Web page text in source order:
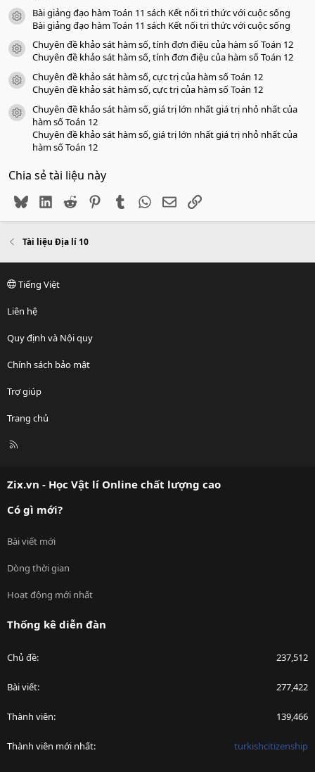
icon tài liệu
Bài giảng đạo hàm Toán 11 sách Kết nối tri thức với cuộc sống
Bài giảng đạo hàm Toán 11 sách Kết nối tri thức với cuộc sống
icon tài liệu
Chuyên đề khảo sát hàm số, tính đơn điệu của hàm số Toán 12
Chuyên đề khảo sát hàm số, tính đơn điệu của hàm số Toán 12
icon tài liệu
Chuyên đề khảo sát hàm số, cực trị của hàm số Toán 12
Chuyên đề khảo sát hàm số, cực trị của hàm số Toán 12
icon tài liệu
Chuyên đề khảo sát hàm số, giá trị lớn nhất giá trị nhỏ nhất của
hàm số Toán 12
Chuyên đề khảo sát hàm số, giá trị lớn nhất giá trị nhỏ nhất của
hàm số Toán 12
Chia sẻ tài liệu này
BlueskyLinkedIn
Reddit PinterestTumblr WhatsApp
EmailLink
Tài liệu Địa lí 10
Tiếng Việt
Liên hệ
Quy định và Nội quy
Chính sách bảo mật
Trợ giúp
Trang chủ
R
Zix.vn - Học Vật lí Online chất lượng cao
Có gì mới?
Bài viết mới
Dòng thời gian
Hoạt động mới nhất
Thống kê diễn đàn
Chủ đề 237,512
Bài viết 277,422
Thành viên 139,466
Thành viên mới nhất turkishcitizenship